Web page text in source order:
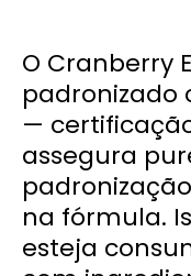
O Cranberry
padronizado
—
assegura
na fórmula.
esteja